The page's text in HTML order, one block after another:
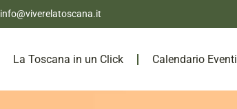
info@viverelatoscana.it
La Toscana in un Click Calendario Eventi